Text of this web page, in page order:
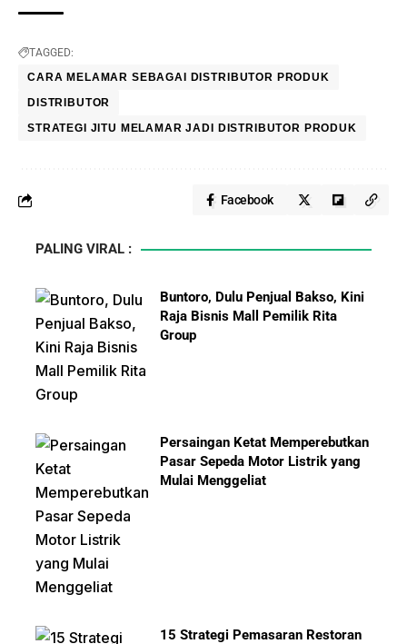
TAGGED:
CARA MELAMAR SEBAGAI DISTRIBUTOR PRODUK
DISTRIBUTOR
STRATEGI JITU MELAMAR JADI DISTRIBUTOR PRODUK
Facebook
PALING VIRAL :
Buntoro, Dulu Penjual Bakso, Kini
Raja Bisnis Mall Pemilik Rita
Group
Persaingan Ketat Memperebutkan
Pasar Sepeda Motor Listrik yang
Mulai Menggeliat
15 Strategi Pemasaran Restoran